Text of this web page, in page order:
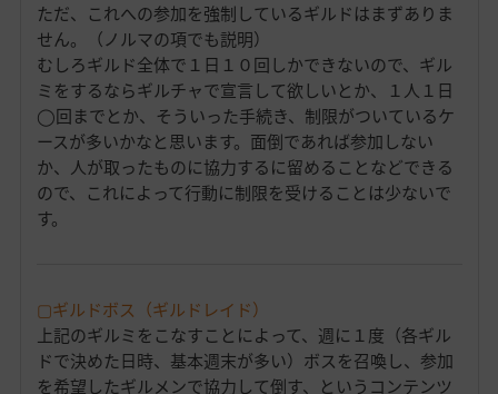
ただ、これへの参加を強制しているギルドはまずありま
せん。（ノルマの項でも説明）
むしろギルド全体で１日１０回しかできないので、ギル
ミをするならギルチャで宣言して欲しいとか、１人１日
◯回までとか、そういった手続き、制限がついているケ
ースが多いかなと思います。面倒であれば参加しない
か、人が取ったものに協力するに留めることなどできる
ので、これによって行動に制限を受けることは少ないで
す。
▢ギルドボス（ギルドレイド）
上記のギルミをこなすことによって、週に１度（各ギル
ドで決めた日時、基本週末が多い）ボスを召喚し、参加
を希望したギルメンで協力して倒す、というコンテンツ